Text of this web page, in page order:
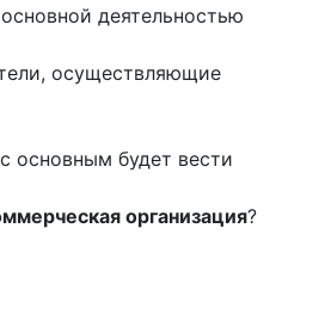
деятельностью
осуществляющие
основным будет вести
организация?